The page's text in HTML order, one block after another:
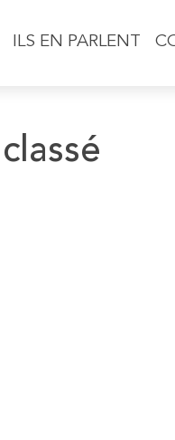
ILS EN PARLENT